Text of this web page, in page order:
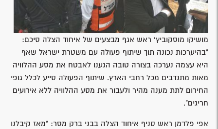
מושיקו מוסקוביץ' ראש אגף מבצעים של איחוד הצלה סיכם:
"בהיערכות נכונה תוך שיתוף פעולה עם משטרת ישראל שאף
היא עצמה נערכה בצורה טובה הגענו לאבטח את מסע ההלוויה
מאות מתנדבים מכל רחבי הארץ. שיתוף הפעולה סייע לכלל גופי
החירום לתת מענה מהיר ולעבור את מסע ההלוויה ללא אירועים
חריגים".
אפי פלדמן ראש סניף איחוד הצלה בבני ברק מסר: "מאז קיבלנו